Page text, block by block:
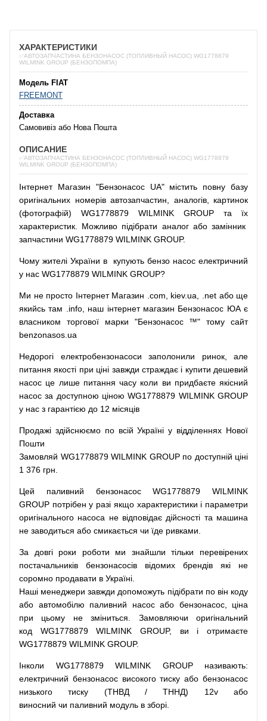
ХАРАКТЕРИСТИКИ
✅АВТОЗАПЧАСТИНА БЕНЗОНАСОС (ТОПЛИВНЫЙ НАСОС) WG1778879
WILMINK GROUP (БЕНЗОПОМПА)
Модель FIAT
FREEMONT
Доставка
Самовивіз або Нова Пошта
ОПИСАНИЕ
✅АВТОЗАПЧАСТИНА БЕНЗОНАСОС (ТОПЛИВНЫЙ НАСОС) WG1778879
WILMINK GROUP (БЕНЗОПОМПА)
Інтернет Магазин "Бензонасос UA" містить повну базу
оригінальних номерів автозапчастин аналогів,
картинок
(фотографій) WG1778879 WILMINK GROUP та їх
характеристик. Можливо підібрати аналог або замінник
запчастини WG1778879 WILMINK GROUP.
Чому жителі України в купують бензо насос електричний
у нас WG1778879 WILMINK GROUP?
Ми не просто Інтернет Магазин .com kiev.ua .net або ще
якийсь там .info, наш інтернет магазин Бензонасос ЮА є
власником
торгової марки "Бензонасос ™" тому
сайт
benzonasos.ua
Недорогі електробензонасоси заполонили ринок,
але
питання якості при ціні завжди страждає і купити дешевий
насос це лише питання часу коли ви придбаєте якісний
насос за доступною ціною WG1778879 WILMINK GROUP
у нас з гарантією до 12 місяців
Продажі здійснюємо по всій Україні у відділеннях Нової
Пошти
Замовляй WG1778879 WILMINK GROUP по доступній ціні
1 376 грн.
Цей паливний бензонасосWG1778879 WILMINK
GROUP потрібен у разі якщо характеристики і параметри
оригінального насоса не відповідає дійсності та машина
не заводиться або смикається чи їде ривками
За довгі роки роботи ми знайшли тільки
перевірених
постачальників
бензонасосів відомих брендів які
не
соромно продавати в Україні.
Наші менеджери завжди допоможуть підібрати по він коду
або автомобілю паливний насос або бензонасос,
ціна
при
цьому не зміниться Замовляючи
оригінальний
код WG1778879 WILMINK GROUP, ви і отримаєте
WG1778879 WILMINK GROUP.
Інколи WG1778879 WILMINK GROUP називають:
електричний бензонасос високого тиску або бензонасос
низького
тиску (ТНВД / ТННД) 12v
або
виносний чи паливний модуль в зборі